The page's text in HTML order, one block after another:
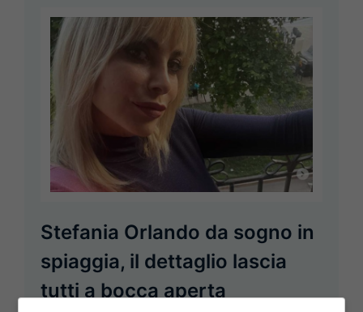
Stefania Orlando da sogno in
spiaggia, il dettaglio lascia
tutti a bocca aperta